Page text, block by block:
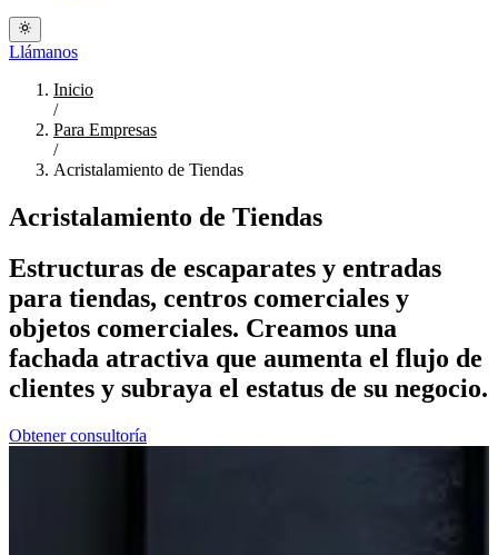
Llámanos
Inicio
/
Para Empresas
/
Acristalamiento de Tiendas
Acristalamiento de Tiendas
Estructuras de escaparates y entradas
para tiendas, centros comerciales y
objetos comerciales. Creamos una
fachada atractiva que aumenta el flujo de
clientes y subraya el estatus de su negocio.
Obtener consultoría